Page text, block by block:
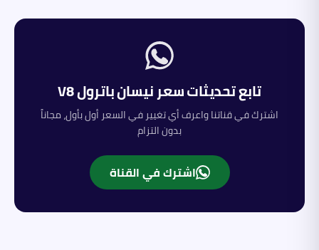
تابع تحديثات سعرنيسانباترول V8
اشترك في قناتنا واعرف أي تغيير في السعر أول بأول، مجاناً
بدون التزام
اشترك في القناة